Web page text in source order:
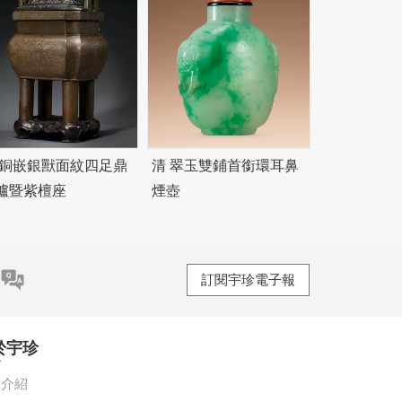
嵌銀獸面紋四足鼎
暨紫檀座
清 翠玉雙鋪首銜環耳鼻
煙壺
訂閱宇珍電子報
宇珍
紹